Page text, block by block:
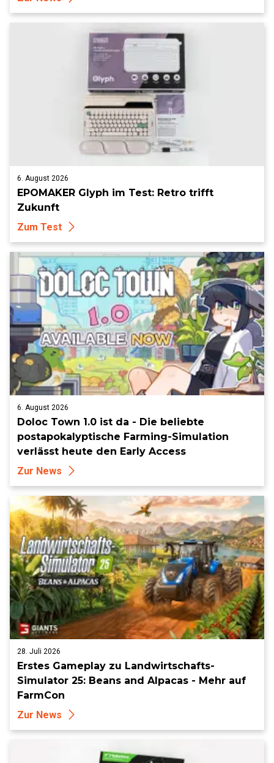
6. August 2026
EPOMAKER Glyph im Test: Retro trifft
Zukunft
Zum Test
6. August 2026
Doloc Town 1.0 ist da - Die beliebte
postapokalyptische Farming-Simulation
verlässt heute den Early Access
Zur News
28. Juli 2026
Erstes Gameplay zu Landwirtschafts-
Simulator 25: Beans and Alpacas - Mehr auf
FarmCon
Zur News